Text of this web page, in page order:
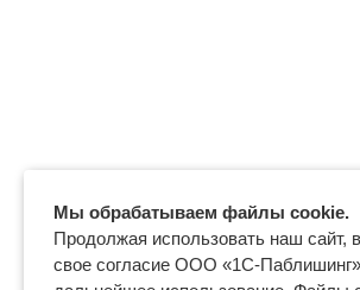
Мы обрабатываем файлы cookie.
Продолжая использовать наш сайт,
свое согласие ООО «1С-